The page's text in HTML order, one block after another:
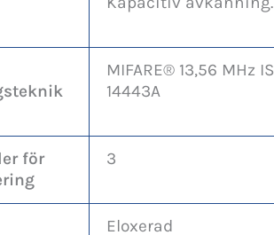
MIFARE® 13,56 MHz
14443A
för
3
Eloxerad